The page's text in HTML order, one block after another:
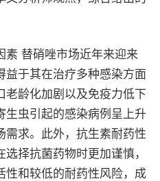
素 替硝唑市场近年来迎来
益于其在治疗多种感染方面
老龄化加剧以及免疫力低下
生虫引起的感染病例呈上升
需求。此外，抗生素耐药性
择抗菌药物时更加谨慎，
性和较低的耐药性风险，成